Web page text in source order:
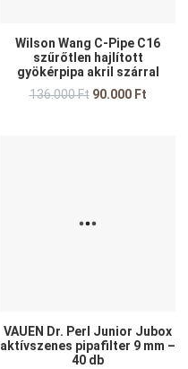
Wilson Wang C-Pipe C16
szűrőtlen hajlított
gyökérpipa akril szárral
136.000 Ft 90.000 Ft
VAUEN Dr. Perl Junior Jubox
aktívszenes pipafilter 9 mm –
40 db